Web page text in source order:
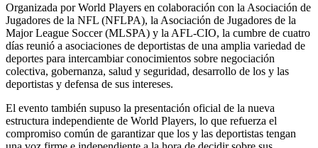
Organizada por World Players en colaboración con la Asociación de
Jugadores de la NFL (NFLPA), la Asociación de Jugadores de la
Major League Soccer (MLSPA) y la AFL-CIO, la cumbre de cuatro
días reunió a asociaciones de deportistas de una amplia variedad de
deportes para intercambiar conocimientos sobre negociación
colectiva, gobernanza, salud y seguridad, desarrollo de los y las
deportistas y defensa de sus intereses.
El evento también supuso la presentación oficial de la nueva
estructura independiente de World Players, lo que refuerza el
compromiso común de garantizar que los y las deportistas tengan